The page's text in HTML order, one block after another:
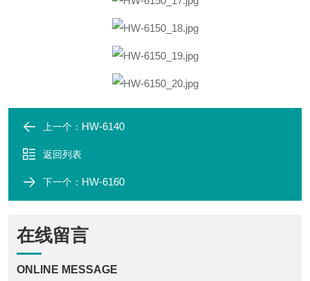
上一个： HW-6140
返回列表
下一个： HW-6160
在线留言
ONLINE MESSAGE